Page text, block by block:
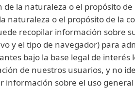
de la naturaleza o el propósito
naturaleza o el propósito de la
recopilar información sobre
y el tipo de navegador) para
bajo la base legal de interés
de nuestros usuarios, y no
información sobre el uso